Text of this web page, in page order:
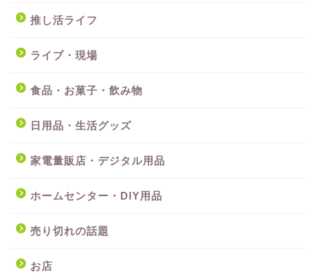
推し活ライフ
ライブ・現場
食品・お菓子・飲み物
日用品・生活グッズ
家電量販店・デジタル用品
ホームセンター・DIY用品
売り切れの話題
お店